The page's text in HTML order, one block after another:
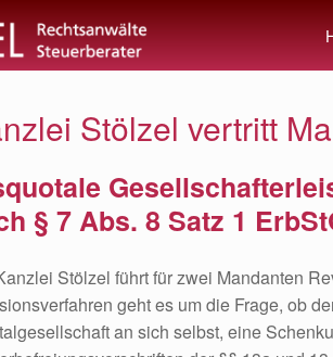
Stölzel vertritt
§ 7 Abs. 8 Satz 1
Stölzel führt für zwei Mandanten
geht es um die Frage, ob
an sich selbst, eine